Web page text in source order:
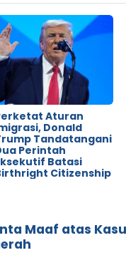
Aturan
Donald
Tandatangani
Perintah
Batasi
Citizenship
Maaf atas